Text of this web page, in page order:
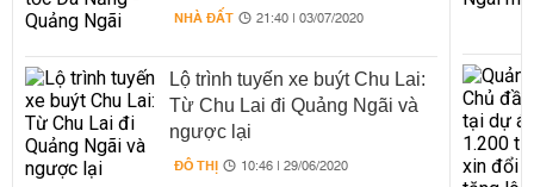
NHÀ ĐẤT 21:40 | 03/07/2020
Lộ trình tuyến xe buýt Chu Lai:
Từ Chu Lai đi Quảng Ngãi và
ngược lại
ĐÔ THỊ 10:46 | 29/06/2020